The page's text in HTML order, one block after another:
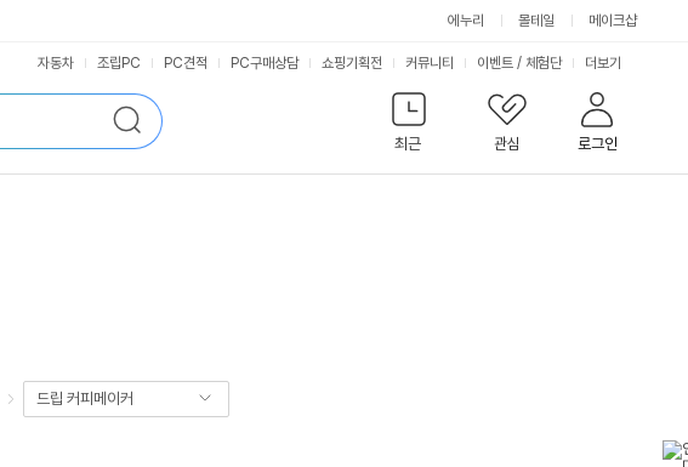
에누리 몰테일 메이크샵
검
색
최근
관심 로그인
자동차 조립PC PC견적 PC구매상담 쇼핑기획전 커뮤니티 이벤트 / 체험단 서
비
스
더보기
드립 커피메이커